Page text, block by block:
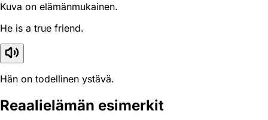
Kuva on elämänmukainen.
He is a true friend.
Hän on todellinen ystävä.
Reaali­elämän esimerkit